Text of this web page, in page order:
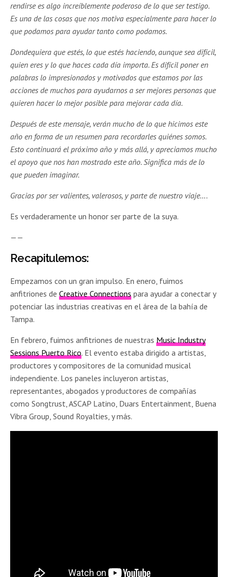
rendirse es algo increíblemente poderoso de lo que ser testigo.
Es una de las cosas que nos motiva especialmente para hacer lo
que podamos para ayudar tanto como podamos.
Dondequiera que estés, lo que estés haciendo, aunque sea difícil,
quien eres y lo que haces cada día importa. Es difícil poner en
palabras lo impresionados y motivados que estamos por las
acciones de muchos para ayudarnos a ser mejores personas que
quieren hacer lo mejor posible para mejorar cada día.
Después de este mensaje, verán mucho de lo que hicimos este
año en forma de un resumen para recordarles quiénes somos.
Esto continuará el próximo año y más allá, y apreciamos mucho
el apoyo que nos han mostrado este año. Significa más de lo
que pueden imaginar.
Gracias por ser valientes, valerosos, y parte de nuestro viaje….
Es verdaderamente un honor ser parte de la suya.
——
Recapitulemos:
Empezamos con un gran impulso. En enero, fuimos
anfitriones deCreative Connections para ayudar a conectar y
potenciar las industrias creativas en el área de la bahía de
Tampa.
En febrero, fuimos anfitriones de nuestrasMusic Industry
Sessions Puerto Rico. El evento estaba dirigido a artistas,
productores y compositores de la comunidad musical
independiente. Los paneles incluyeron artistas,
representantes, abogados y productores de compañías
como Songtrust, ASCAP Latino, Duars Entertainment, Buena
Vibra Group, Sound Royalties, y más.